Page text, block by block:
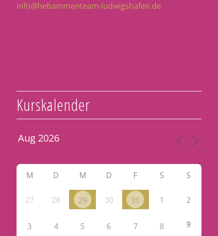
info@hebammenteam-ludwigshafen.de
Kurskalender
M D M D F S S
27 28 29 30 31 1 2
3 4 5 6 7 8 9